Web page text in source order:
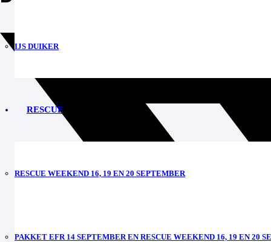
IJS DUIKER
RESCUE
RESCUE WEEKEND 16, 19 EN 20 SEPTEMBER
PAKKET EFR 14 SEPTEMBER EN RESCUE WEEKEND 16, 19 EN 20